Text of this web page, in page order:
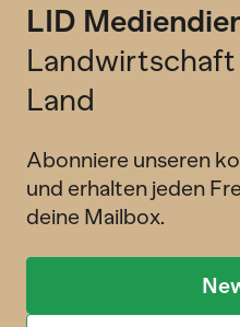
LID
Land
Abonniere unseren
und erhalten jeden
deine Mailbox.